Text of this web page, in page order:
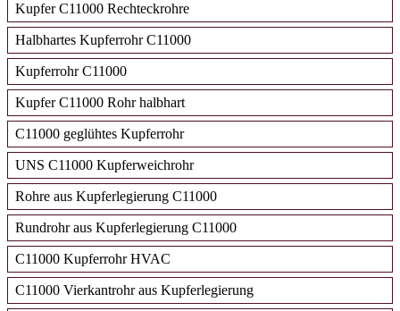
Kupfer C11000 Rechteckrohre
Halbhartes Kupferrohr C11000
Kupferrohr C11000
Kupfer C11000 Rohr halbhart
C11000 geglühtes Kupferrohr
UNS C11000 Kupferweichrohr
Rohre aus Kupferlegierung C11000
Rundrohr aus Kupferlegierung C11000
C11000 Kupferrohr HVAC
C11000 Vierkantrohr aus Kupferlegierung